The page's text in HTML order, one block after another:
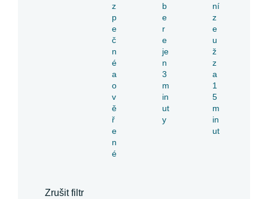
z
p
e
č
n
é
a
o
v
ě
ř
e
n
é
b
e
r
e
je
n
3
m
in
ut
y
ní
z
e
u
ž
z
a
1
5
m
in
ut
Zrušit filtr